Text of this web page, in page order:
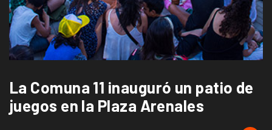
La Comuna 11 inauguró un patio de
juegos en la Plaza Arenales